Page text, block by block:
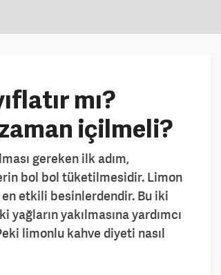
mı?
içilmeli?
gereken ilk adım,
bol bol tüketilmesidir. Limon
en etkili besinlerdendir. Bu iki
yakılmasına yardımcı
limonlu kahve diyeti nasıl